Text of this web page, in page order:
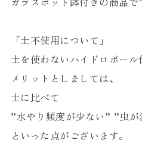
「土不使用について」
土を使わないハイドロボール
メリットとしましては、
土に比べて
”水やり頻度が少ない” ”虫
といった点がございます。